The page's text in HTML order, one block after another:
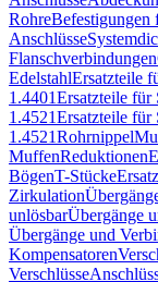
RohreBefestigungen
Anschlüsse
Flanschverbindungen
EdelstahlErsatzteile
1.4401Ersatzteile für
1.4521Ersatzteile für
1.4521Rohrnippel
MuffenReduktionen
BögenT-Stücke
Zirkulation
unlösbarÜbergänge
Übergänge und
Kompensatoren
Verschlüsse